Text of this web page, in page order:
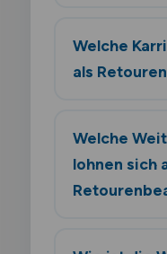
Welche
als
Welche
lohnen sich